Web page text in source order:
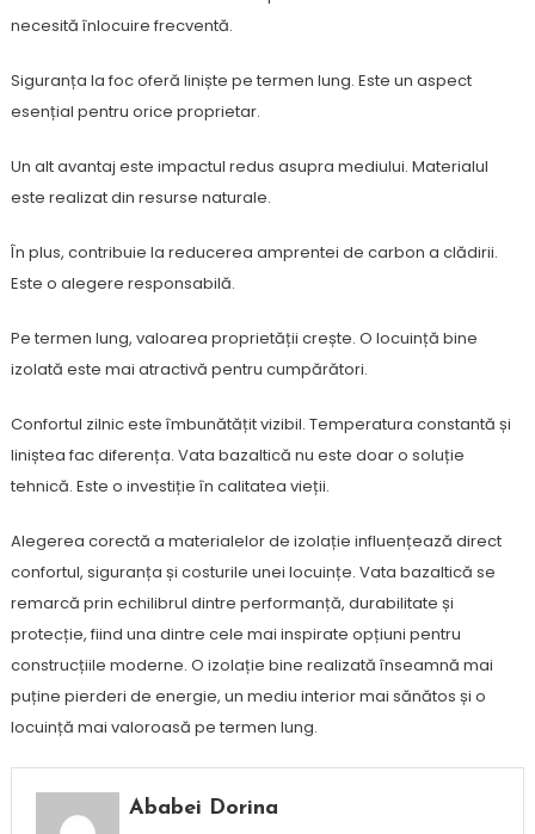
necesită înlocuire frecventă.
Siguranța la foc oferă liniște pe termen lung. Este un aspect
esențial pentru orice proprietar.
Un alt avantaj este impactul redus asupra mediului. Materialul
este realizat din resurse naturale.
În plus, contribuie la reducerea amprentei de carbon a clădirii.
Este o alegere responsabilă.
Pe termen lung, valoarea proprietății crește. O locuință bine
izolată este mai atractivă pentru cumpărători.
Confortul zilnic este îmbunătățit vizibil. Temperatura constantă și
liniștea fac diferența. Vata bazaltică nu este doar o soluție
tehnică. Este o investiție în calitatea vieții.
Alegerea corectă a materialelor de izolație influențează direct
confortul, siguranța și costurile unei locuințe. Vata bazaltică se
remarcă prin echilibrul dintre performanță, durabilitate și
protecție, fiind una dintre cele mai inspirate opțiuni pentru
construcțiile moderne. O izolație bine realizată înseamnă mai
puține pierderi de energie, un mediu interior mai sănătos și o
locuință mai valoroasă pe termen lung.
Ababei Dorina